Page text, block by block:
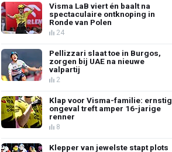
Visma LaB viert én baalt na
spectaculaire ontknoping in
Ronde van Polen
24
Pellizzari slaat toe in Burgos,
zorgen bij UAE na nieuwe
valpartij
2
Klap voor Visma-familie: ernstig
ongeval treft amper 16-jarige
renner
8
Klepper van jewelste stapt plots